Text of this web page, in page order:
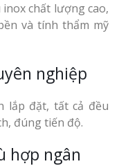
chất lượng cao,
và tính thẩm mỹ
nghiệp
lắp đặt, tất cả đều
đúng tiến độ.
hợp ngân